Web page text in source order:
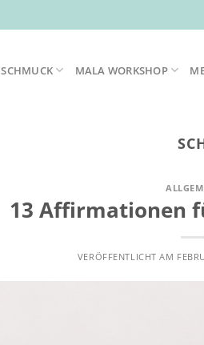
SCHMUCK MALA WORKSHOP
13 Affirmationen
VERÖFFENTLICHT AM